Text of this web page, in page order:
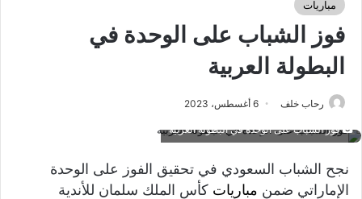
مباريات
فوز الشباب على الوحدة في
البطولة العربية
رحاب خلف 6 أغسطس، 2023
فوز الشباب على الوحدة في البطولة العربية
نجح الشباب السعودي في تحقيق الفوز على الوحدة
الإماراتي ضمن مباريات كأس الملك سلمان للأندية